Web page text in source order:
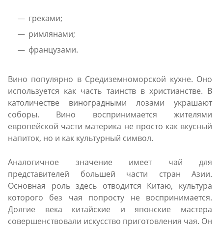
греками;
римлянами;
французами.
Вино популярно в Средиземноморской кухне. Оно
используется как часть таинств в христианстве. В
католичестве виноградными лозами украшают
соборы. Вино воспринимается жителями
европейской части материка не просто как вкусный
напиток, но и как культурный символ.
Аналогичное значение имеет чай для
представителей большей части стран Азии.
Основная роль здесь отводится Китаю, культура
которого без чая попросту не воспринимается.
Долгие века китайские и японские мастера
совершенствовали искусство приготовления чая. Он